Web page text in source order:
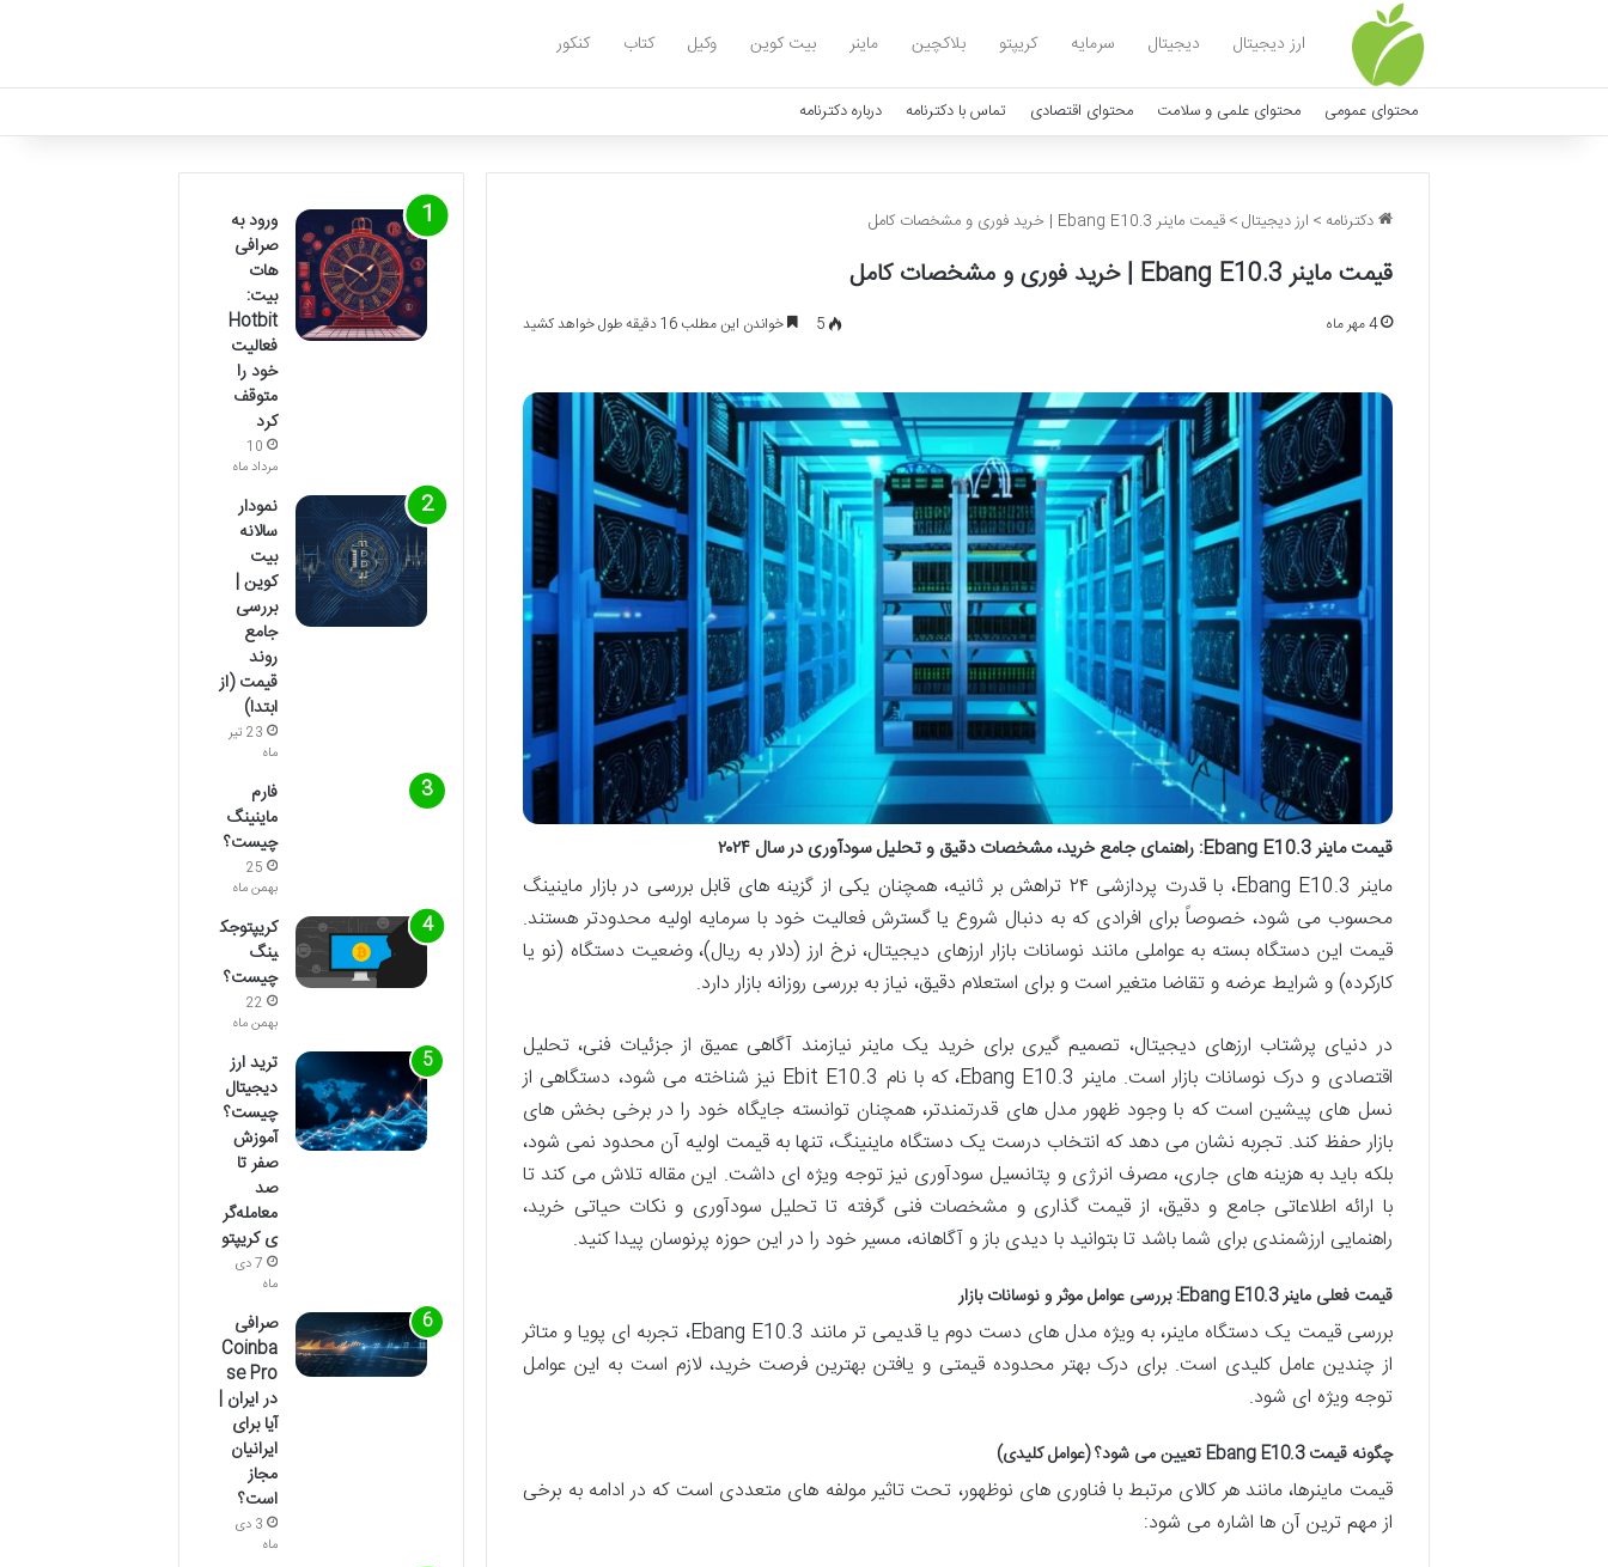
ارز دیجیتال دیجیتال سرمایه کریپتو بلاکچین ماینر بیت کوین وکیل کتاب کنکور
محتوای عمومی محتوای علمی و سلامت محتوای اقتصادی تماس با دکترنامه درباره دکترنامه
دکترنامه > ارز دیجیتال> قیمت ماینر Ebang E10.3 | خرید فوری و مشخصات کامل
قیمت ماینر Ebang E10.3 | خرید فوری و مشخصات کامل
4 مهر ماه 5 خواندن این مطلب 16 دقیقه طول خواهد کشید
قیمت ماینر Ebang E10.3: راهنمای جامع خرید، مشخصات دقیق و تحلیل سودآوری در سال ۲۰۲۴
ماینر Ebang E10.3، با قدرت پردازشی ۲۴ تراهش بر ثانیه، همچنان یکی از گزینه های قابل بررسی در بازار ماینینگ
محسوب می شود، خصوصاً برای افرادی که به دنبال شروع یا گسترش فعالیت خود با سرمایه اولیه محدودتر هستند.
قیمت این دستگاه بسته به عواملی مانند نوسانات بازار ارزهای دیجیتال، نرخ ارز (دلار به ریال)، وضعیت دستگاه (نو یا
کارکرده) و شرایط عرضه و تقاضا متغیر است و برای استعلام دقیق، نیاز به بررسی روزانه بازار دارد.
در دنیای پرشتاب ارزهای دیجیتال، تصمیم گیری برای خرید یک ماینر نیازمند آگاهی عمیق از جزئیات فنی، تحلیل
اقتصادی و درک نوسانات بازار است. ماینر Ebang E10.3، که با نام Ebit E10.3 نیز شناخته می شود، دستگاهی از
نسل های پیشین است که با وجود ظهور مدل های قدرتمندتر، همچنان توانسته جایگاه خود را در برخی بخش های
بازار حفظ کند. تجربه نشان می دهد که انتخاب درست یک دستگاه ماینینگ، تنها به قیمت اولیه آن محدود نمی شود،
بلکه باید به هزینه های جاری، مصرف انرژی و پتانسیل سودآوری نیز توجه ویژه ای داشت. این مقاله تلاش می کند تا
با ارائه اطلاعاتی جامع و دقیق، از قیمت گذاری و مشخصات فنی گرفته تا تحلیل سودآوری و نکات حیاتی خرید،
راهنمایی ارزشمندی برای شما باشد تا بتوانید با دیدی باز و آگاهانه، مسیر خود را در این حوزه پرنوسان پیدا کنید.
قیمت فعلی ماینر Ebang E10.3: بررسی عوامل موثر و نوسانات بازار
بررسی قیمت یک دستگاه ماینر، به ویژه مدل های دست دوم یا قدیمی تر مانند Ebang E10.3، تجربه ای پویا و متاثر
از چندین عامل کلیدی است. برای درک بهتر محدوده قیمتی و یافتن بهترین فرصت خرید، لازم است به این عوامل
توجه ویژه ای شود.
چگونه قیمت Ebang E10.3 تعیین می شود؟ (عوامل کلیدی)
قیمت ماینرها، مانند هر کالای مرتبط با فناوری های نوظهور، تحت تاثیر مولفه های متعددی است که در ادامه به برخی
از مهم ترین آن ها اشاره می شود:
ورود به
صرافی
هات
بیت:
Hotbit
فعالیت
خود را
متوقف
کرد
10
مرداد ماه
نمودار
سالانه
بیت
کوین |
بررسی
جامع
روند
قیمت (از
ابتدا)
23 تیر
ماه
فارم
ماینینگ
چیست؟
25
بهمن ماه
کریپتوجک
ینگ
چیست؟
22
بهمن ماه
ترید ارز
دیجیتال
چیست؟
آموزش
صفر تا
صد
معامله‌گر
ی کریپتو
7 دی
ماه
صرافی
Coinba
se Pro
در ایران |
آیا برای
ایرانیان
مجاز
است؟
3 دی
ماه